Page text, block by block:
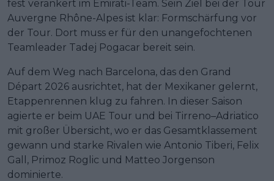
fest verankert im Emirati-Team. Sein Ziel bei der Tour
Auvergne Rhône-Alpes ist klar: Formschärfung vor
der Tour. Dort muss er für den unangefochtenen
Teamleader Tadej Pogacar bereit sein.
Auf dem Weg nach Barcelona, das den Grand
Départ 2026 ausrichtet, hat der Mexikaner gelernt,
Etappenrennen klug zu fahren. In dieser Saison
agierte er beim UAE Tour und bei Tirreno–Adriatico
mit großer Übersicht, wo er das Gesamtklassement
gewann und starke Rivalen wie Antonio Tiberi, Felix
Gall, Primoz Roglic und Matteo Jorgenson
dominierte.